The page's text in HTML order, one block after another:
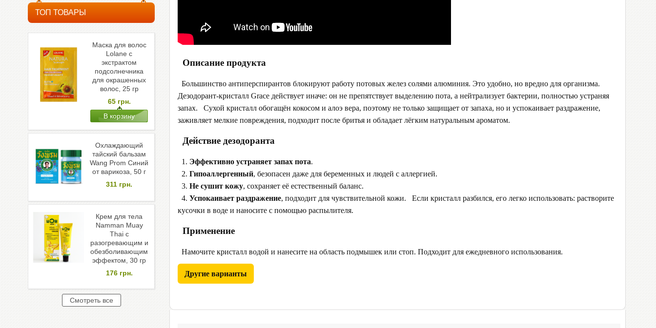
ТОП ТОВАРЫ
Маска для волос
Lolane с
экстрактом
подсолнечника
для окрашенных
волос, 25 гр
65 грн.
Охлаждающий
тайский бальзам
Wang Prom Синий
от варикоза, 50 г
311 грн.
Крем для тела
Namman Muay
Thai с
разогревающим и
обезболивающим
эффектом, 30 гр
176 грн.
Описание продукта
Большинство антиперспирантов блокируют работу потовых желез солями алюминия. Это удобно, но вредно для организма.
Дезодорант-кристалл Grace действует иначе: он не препятствует выделению пота, а нейтрализует бактерии, полностью устраняя
запах. Сухой кристалл обогащён кокосом и алоэ вера, поэтому не только защищает от запаха, но и успокаивает раздражение,
заживляет мелкие повреждения, подходит после бритья и обладает лёгким натуральным ароматом.
Действие дезодоранта
1. Эффективно устраняет запах пота.
2. Гипоаллергенный, безопасен даже для беременных и людей с аллергией.
3. Не сушит кожу, сохраняет её естественный баланс.
4. Успокаивает раздражение, подходит для чувствительной кожи. Если кристалл разбился, его легко использовать: растворите
кусочки в воде и наносите с помощью распылителя.
Применение
Намочите кристалл водой и нанесите на область подмышек или стоп. Подходит для ежедневного использования.
Другие варианты